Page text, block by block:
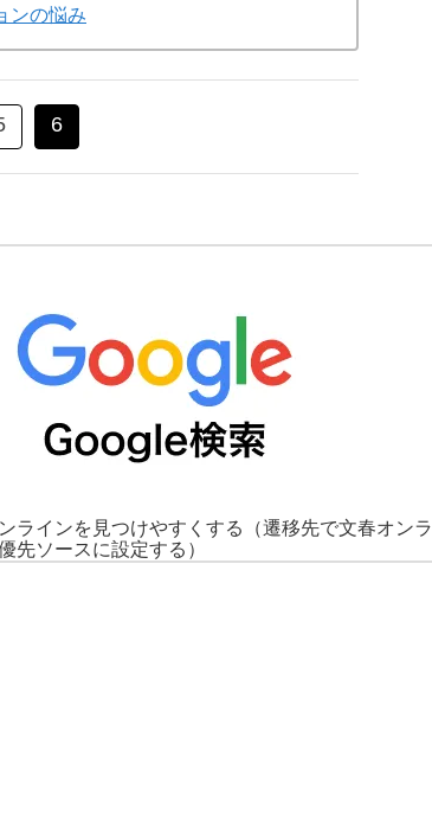
ンの悩み
6
ラインを見つけやすくする
（遷移先で文春オンラ
先ソースに設定する）